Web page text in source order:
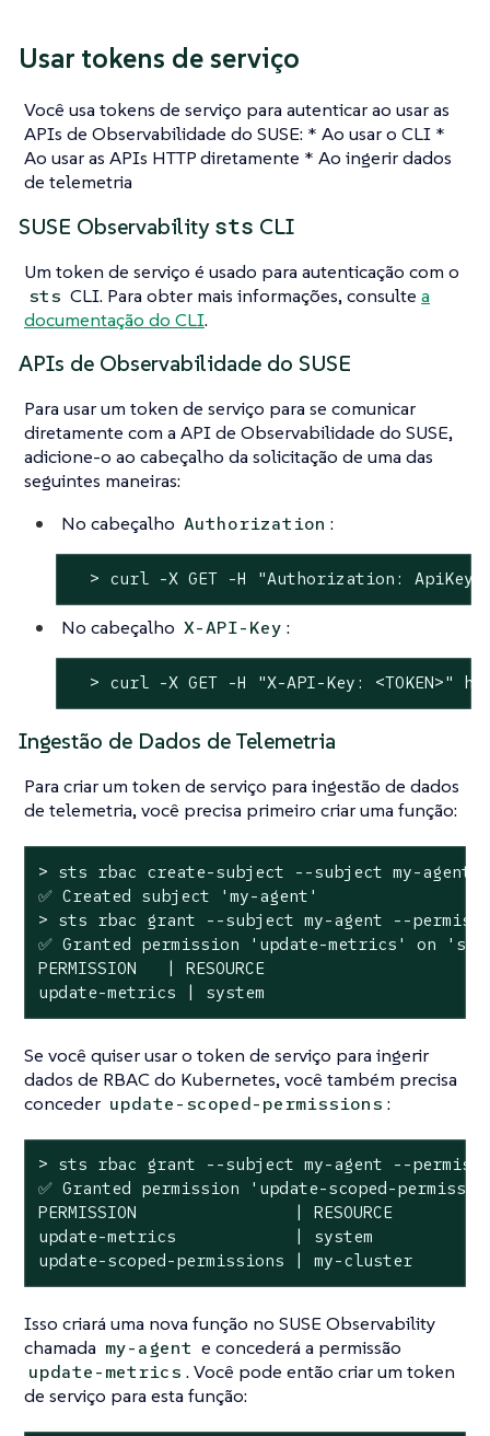
Usar tokens de serviço
Você usa tokens de serviço para autenticar ao usar as
APIs de Observabilidade do SUSE: * Ao usar o CLI *
Ao usar as APIs HTTP diretamente * Ao ingerir dados
de telemetria
SUSE Observability sts CLI
Um token de serviço é usado para autenticação com o
sts CLI. Para obter mais informações, consultea
documentação do CLI.
APIs de Observabilidade do SUSE
Para usar um token de serviço para se comunicar
diretamente com a API de Observabilidade do SUSE,
adicione-o ao cabeçalho da solicitação de uma das
seguintes maneiras:
No cabeçalho Authorization :
  > curl -X GET -H
"Authorization: ApiKey
No cabeçalho X-API-Key :
  > curl -X GET -H
"X-API-Key: <TOKEN>"
Ingestão de Dados de Telemetria
Para criar um token de serviço para ingestão de dados
de telemetria, você precisa primeiro criar uma função:
> sts rbac create-subject --subject my-agent
✅ Created subject
'my-agent'
> sts rbac grant --subject my-agent --
✅ Granted permission
'update-metrics' on
PERMISSION   | RESOURCE
update-metrics | system
Se você quiser usar o token de serviço para ingerir
dados de RBAC do Kubernetes, você também precisa
conceder update-scoped-permissions :
> sts rbac grant --subject my-agent --
✅ Granted permission
'update-scoped-
PERMISSION                | RESOURCE
update-metrics            | system
update-scoped-permissions | my-cluster
Isso criará uma nova função no SUSE Observability
chamada my-agent e concederá a permissão
update-metrics . Você pode então criar um token
de serviço para esta função: